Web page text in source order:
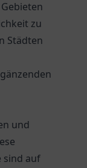
zu
Städten
und
sind auf